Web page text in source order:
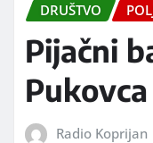
DRUŠTVO
Pijačni
Radio Koprijan